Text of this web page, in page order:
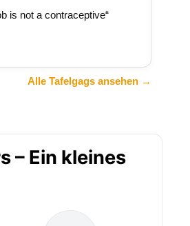
is not a contraceptive“
Alle Tafelgags ansehen →
– Ein kleines